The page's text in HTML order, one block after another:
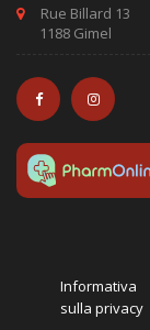
Rue Billard 13
1188 Gimel
Informativa
sulla privacy